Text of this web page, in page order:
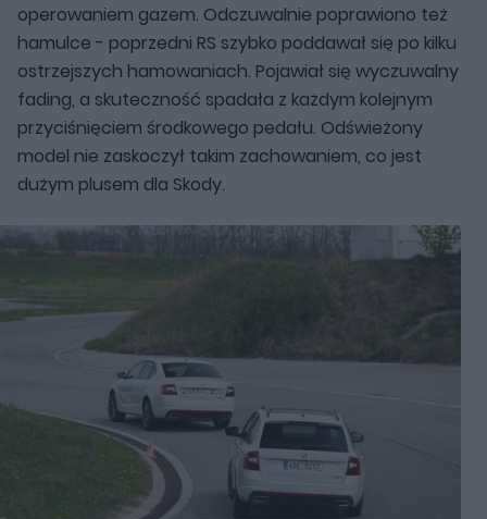
operowaniem gazem. Odczuwalnie poprawiono też
hamulce - poprzedni RS szybko poddawał się po kilku
ostrzejszych hamowaniach. Pojawiał się wyczuwalny
fading, a skuteczność spadała z każdym kolejnym
przyciśnięciem środkowego pedału. Odświeżony
model nie zaskoczył takim zachowaniem, co jest
dużym plusem dla Skody.